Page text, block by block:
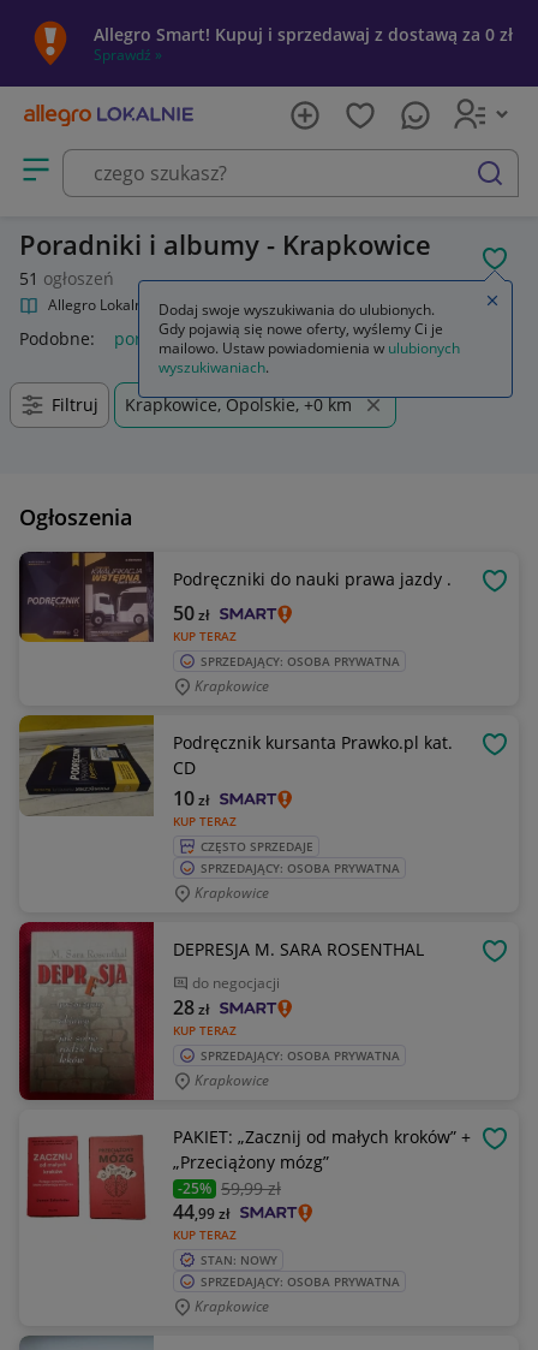
Allegro Smart! Kupuj i sprzedawaj z dostawą za 0 zł
Sprawdź »
Otwórz menu z kategoriami
szukaj
Poradniki i albumy - Krapkowice
51 ogłoszeń
Allegro Lokalnie Kultura i rozrywka Książki Poradniki i albumy
Podobne: poradniki i albumy
Filtruj Krapkowice, Opolskie, +0 km
Ogłoszenia
Podręczniki do nauki prawa jazdy .
KUP TERAZ
50zł
SPRZEDAJĄCY: OSOBA PRYWATNA
Krapkowice
Podręcznik kursanta Prawko.pl kat.
CD
KUP TERAZ
10zł
CZĘSTO SPRZEDAJE
SPRZEDAJĄCY: OSOBA PRYWATNA
Krapkowice
DEPRESJA M. SARA ROSENTHAL
do negocjacji
KUP TERAZ
28zł
SPRZEDAJĄCY: OSOBA PRYWATNA
Krapkowice
PAKIET: „Zacznij od małych kroków” +
„Przeciążony mózg”
-25% 59,99 zł
KUP TERAZ
44,99zł
STAN: NOWY
SPRZEDAJĄCY: OSOBA PRYWATNA
Krapkowice
Dodaj swoje wyszukiwania do ulubionych.
Gdy pojawią się nowe oferty, wyślemy Ci je
mailowo. Ustaw powiadomienia w ulubionych
wyszukiwaniach.